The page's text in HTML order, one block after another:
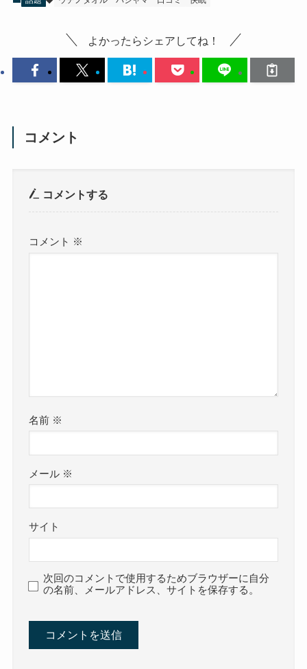
よかったらシェアしてね！
コメント
コメントする
コメント ※
名前 ※
メール ※
サイト
次回のコメントで使用するためブラウザーに自分
の名前、メールアドレス、サイトを保存する。